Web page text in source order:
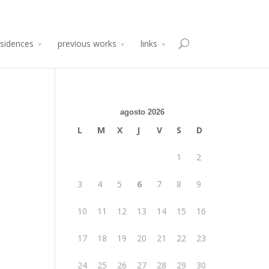
previous works links
agosto 2026
L M X J V S D
1 2
3 4 5 6 7 8 9
10 11 12 13 14 15 16
17 18 19 20 21 22 23
24 25 26 27 28 29 30